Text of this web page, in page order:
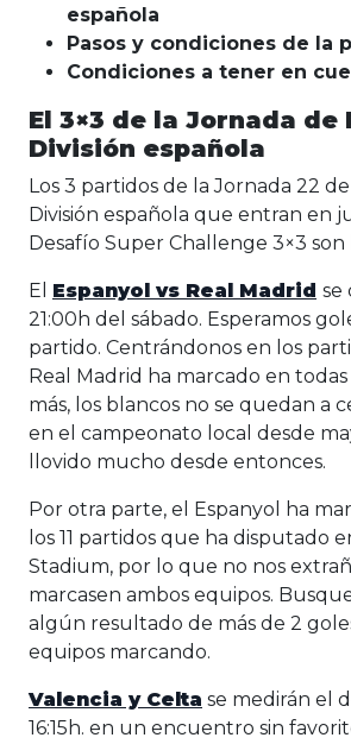
española
Pasos y condiciones de la
Condiciones a tener en
El 3×3 de la Jornada de
División española
Los 3 partidos de la Jornada 22
División española que entran en
Desafío Super Challenge 3×3 son
El Espanyol vs Real Madrid se
21:00h del sábado. Esperamos
partido. Centrándonos en los
Real Madrid ha marcado en todas
más, los blancos no se quedan a
en el campeonato local desde
llovido mucho desde entonces.
Por otra parte, el Espanyol ha
los 11 partidos que ha disputado
Stadium, por lo que no nos
marcasen ambos equipos.
algún resultado de más de 2
equipos marcando.
Valencia y Celta se medirán el
16:15h. en un encuentro sin